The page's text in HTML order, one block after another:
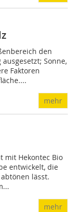
den
Sonne,
Faktoren
mehr
mit Hekontec Bio
entwickelt, die
lässt.
mehr